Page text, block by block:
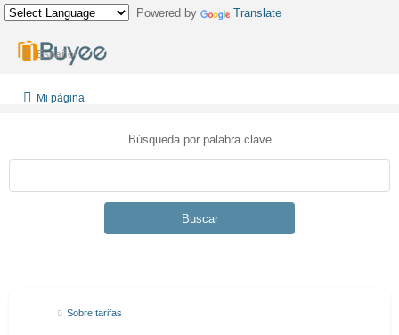
Powered by Translate
Español
Mi página
Búsqueda por palabra clave
Buscar
Sobre tarifas